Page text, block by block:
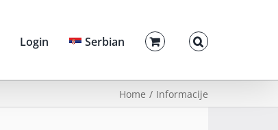
Login Serbian
Home Informacije